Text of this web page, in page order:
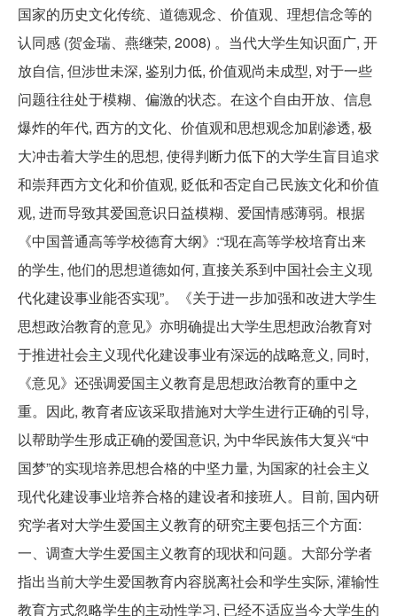
国家的历史文化传统、道德观念、价值观、理想信念等的
认同感 (贺金瑞、燕继荣, 2008) 。当代大学生知识面广, 开
放自信, 但涉世未深, 鉴别力低, 价值观尚未成型, 对于一些
问题往往处于模糊、偏激的状态。在这个自由开放、信息
爆炸的年代, 西方的文化、价值观和思想观念加剧渗透, 极
大冲击着大学生的思想, 使得判断力低下的大学生盲目追求
和崇拜西方文化和价值观, 贬低和否定自己民族文化和价值
观, 进而导致其爱国意识日益模糊、爱国情感薄弱。根据
《中国普通高等学校德育大纲》:“现在高等学校培育出来
的学生, 他们的思想道德如何, 直接关系到中国社会主义现
代化建设事业能否实现”。《关于进一步加强和改进大学生
思想政治教育的意见》亦明确提出大学生思想政治教育对
于推进社会主义现代化建设事业有深远的战略意义, 同时,
《意见》还强调爱国主义教育是思想政治教育的重中之
重。因此, 教育者应该采取措施对大学生进行正确的引导,
以帮助学生形成正确的爱国意识, 为中华民族伟大复兴“中
国梦”的实现培养思想合格的中坚力量, 为国家的社会主义
现代化建设事业培养合格的建设者和接班人。目前, 国内研
究学者对大学生爱国主义教育的研究主要包括三个方面:
一、调查大学生爱国主义教育的现状和问题。大部分学者
指出当前大学生爱国教育内容脱离社会和学生实际, 灌输性
教育方式忽略学生的主动性学习, 已经不适应当今大学生的